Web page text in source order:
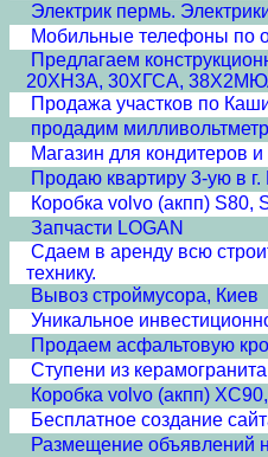
Электрик пермь.
Мобильные телефоны по
Предлагаем
20ХН3А, 30ХГСА,
Продажа участков по
продадим милливольтметр
Магазин для кондитеров
Продаю квартиру 3-ую в г.
Коробка volvo (акпп) S80,
Запчасти LOGAN
Сдаем в аренду всю
технику.
Вывоз строймусора, Киев
Уникальное
Продаем асфальтовую
Ступени из
Коробка volvo (акпп)
Бесплатное создание
Размещение объявлений